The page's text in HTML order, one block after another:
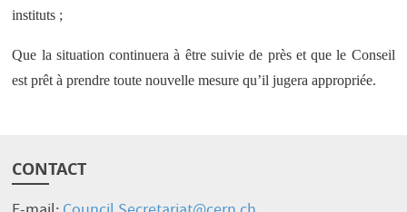
instituts ;
Que la situation continuera à être suivie de près et que le Conseil
est prêt à prendre toute nouvelle mesure qu’il jugera appropriée.
CONTACT